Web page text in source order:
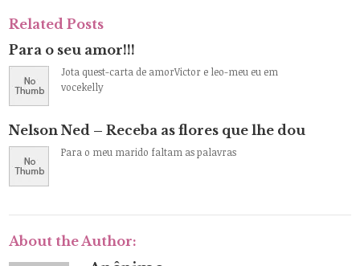
Related Posts
Para o seu amor!!!
Jota quest-carta de amorVictor e leo-meu eu em
vocekelly
Nelson Ned – Receba as flores que lhe dou
Para o meu marido faltam as palavras
About the Author: